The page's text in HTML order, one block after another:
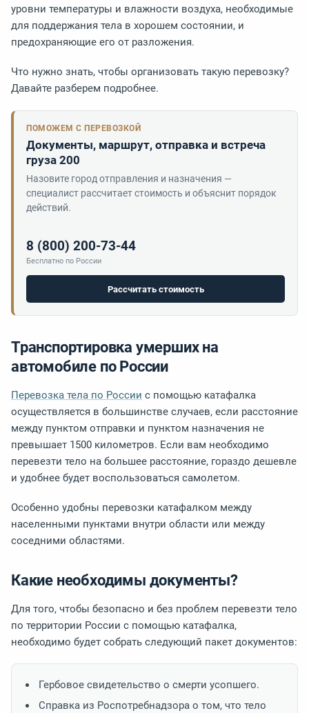
уровни температуры и влажности воздуха, необходимые
для поддержания тела в хорошем состоянии, и
предохраняющие его от разложения.
Что нужно знать, чтобы организовать такую перевозку?
Давайте разберем подробнее.
ПОМОЖЕМ С ПЕРЕВОЗКОЙ
Документы, маршрут, отправка и встреча
груза 200
Назовите город отправления и назначения —
специалист рассчитает стоимость и объяснит порядок
действий.
8 (800) 200-73-44
Бесплатно по России
Рассчитать стоимость
Транспортировка умерших на
автомобиле по России
Перевозка тела по России с помощью катафалка
осуществляется в большинстве случаев, если расстояние
между пунктом отправки и пунктом назначения не
превышает 1500 километров. Если вам необходимо
перевезти тело на большее расстояние, гораздо дешевле
и удобнее будет воспользоваться самолетом.
Особенно удобны перевозки катафалком между
населенными пунктами внутри области или между
соседними областями.
Какие необходимы документы?
Для того, чтобы безопасно и без проблем перевезти тело
по территории России с помощью катафалка,
необходимо будет собрать следующий пакет документов:
Гербовое свидетельство о смерти усопшего.
Справка из Роспотребнадзора о том, что тело